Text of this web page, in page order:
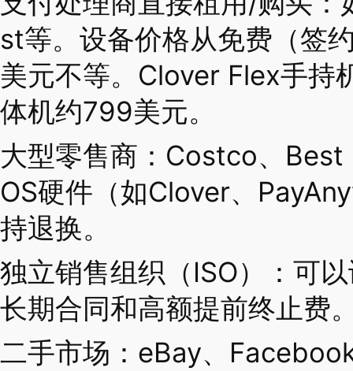
st等。设备价格从免费（签
美元不等。Clover Flex手
体机约799美元。
大型零售商：Costco、
OS硬件（如Clover、
持退换。
独立销售组织（ISO）：可
长期合同和高额提前终止费
二手市场：eBay、